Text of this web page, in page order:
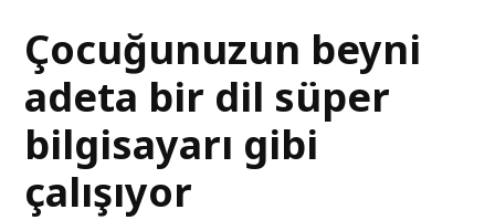
Çocuğunuzun beyni
adeta bir dil süper
bilgisayarı gibi
çalışıyor